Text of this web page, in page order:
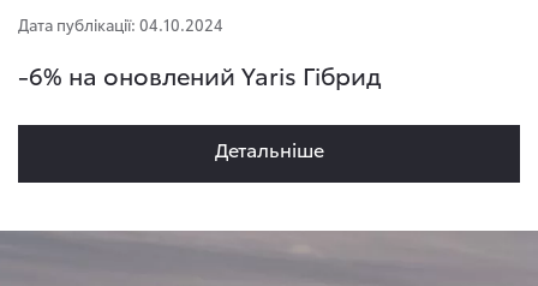
Дата публікації: 04.10.2024
-6% на оновлений Yaris Гібрид
Детальнiше